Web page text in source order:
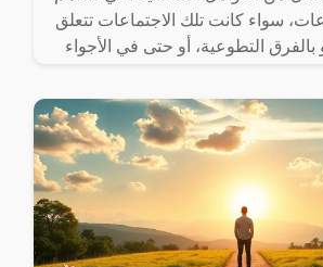
سواء كانت تلك الاجتماعات تتعلق
بالفرق التطوعية، أو حتى في الأجواء